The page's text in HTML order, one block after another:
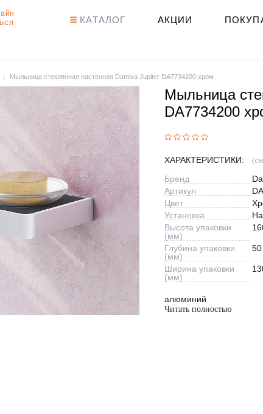
КАТАЛОГ АКЦИИ
Мыльница стеклянная настенная Damixa Jupiter DA7734200 хром
Мыльница
DA7734200
ХАРАКТЕРИСТИКИ:
Бренд
Артикул
Цвет
Установка
Высота упаковки
(мм)
Глубина упаковки
(мм)
50
Ширина упаковки
(мм)
алюминий
Читать полностью